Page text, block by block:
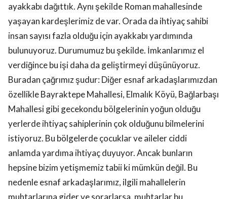
ayakkabı dağıttık. Aynı şekilde Roman mahallesinde
yaşayan kardeşlerimiz de var. Orada da ihtiyaç sahibi
insan sayısı fazla olduğu için ayakkabı yardımında
bulunuyoruz. Durumumuz bu şekilde. İmkanlarımız el
verdiğince bu işi daha da geliştirmeyi düşünüyoruz.
Buradan çağrımız şudur: Diğer esnaf arkadaşlarımızdan
özellikle Bayraktepe Mahallesi, Elmalık Köyü, Bağlarbaşı
Mahallesi gibi gecekondu bölgelerinin yoğun olduğu
yerlerde ihtiyaç sahiplerinin çok olduğunu bilmelerini
istiyoruz. Bu bölgelerde çocuklar ve aileler ciddi
anlamda yardıma ihtiyaç duyuyor. Ancak bunların
hepsine bizim yetişmemiz tabii ki mümkün değil. Bu
nedenle esnaf arkadaşlarımız, ilgili mahallelerin
muhtarlarına gider ve sorarlarsa, muhtarlar bu